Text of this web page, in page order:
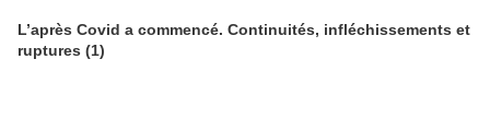
L’après Covid a commencé. Continuités, infléchissements et
ruptures (1)